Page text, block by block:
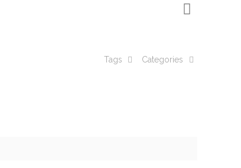
Categories
Tags